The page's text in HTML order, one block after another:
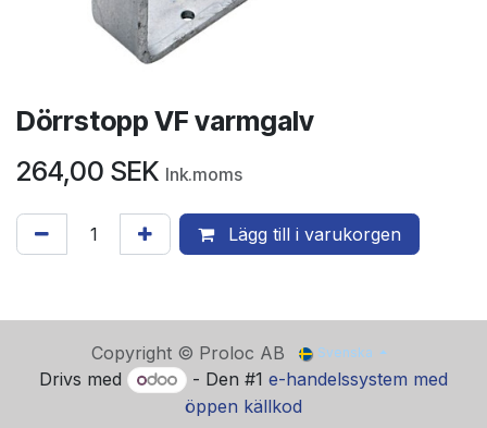
Dörrstopp VF varmgalv
264,00 SEK Ink.moms
Lägg till i varukorgen
Copyright © Proloc AB Svenska
Drivs med - Den #1 e-handelssystem med
öppen källkod